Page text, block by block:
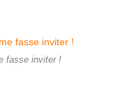
fasse inviter !